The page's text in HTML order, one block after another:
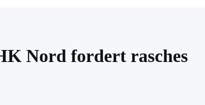
Nord fordert rasches